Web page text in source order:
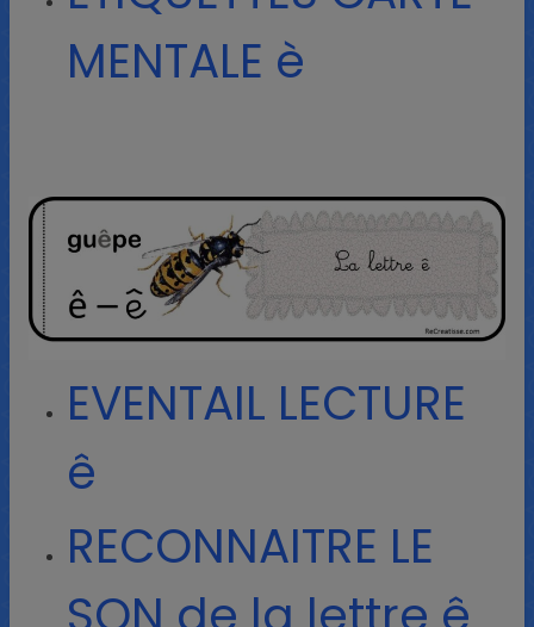
MENTALE è
EVENTAIL LECTURE
ê
RECONNAITRE LE